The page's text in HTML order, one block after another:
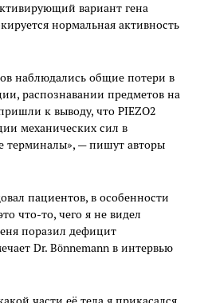
вариант гена
нормальная активность
наблюдались общие потери в
распознавании предметов на
к выводу, что PIEZO2
механических сил в
терминалы», — пишут авторы
пациентов, в особенности
что-то, чего я не видел
поразил дефицит
Dr. Bönnemann в интервью